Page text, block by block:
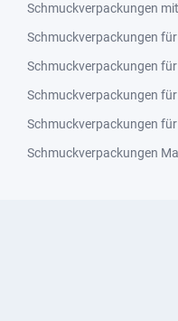
Schmuckverpackungen
Schmuckverpackungen
Schmuckverpackungen
Schmuckverpackungen
Schmuckverpackungen
Schmuckverpackungen